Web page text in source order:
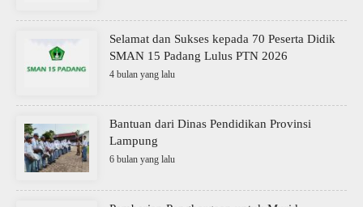
Selamat dan Sukses kepada 70 Peserta Didik
SMAN 15 Padang Lulus PTN 2026
4 bulan yang lalu
Bantuan dari Dinas Pendidikan Provinsi
Lampung
6 bulan yang lalu